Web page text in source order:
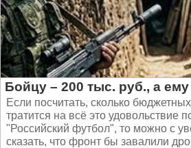
Бойцу – 200 тыс. руб., а
Если посчитать, сколько
тратится на всё это удовольствие
"Российский футбол", то можно с
сказать, что фронт бы завалили